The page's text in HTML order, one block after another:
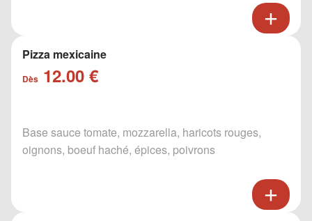
Pizza mexicaine
Dès 12.00 €
Base sauce tomate, mozzarella, haricots rouges,
oignons, boeuf haché, épices, poivrons